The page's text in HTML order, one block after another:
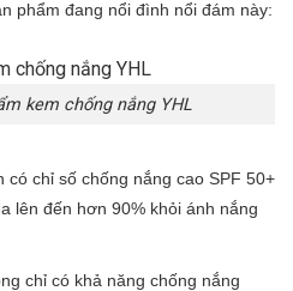
phẩm đang nổi đình nổi đám này:
kem chống nắng YHL
có chỉ số chống nắng cao SPF 50+
lên đến hơn 90% khỏi ánh nắng
chỉ có khả năng chống nắng